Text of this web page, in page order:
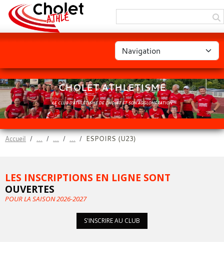
CHOLET ATHLETISME
LE CLUB D'ATHLÉTISME DE CHOLET ET SON AGGLOMÉRATION
Accueil ESPOIRS (U23)
LES INSCRIPTIONS EN LIGNE SONT
OUVERTES
POUR LA SAISON 2026-2027
S'INSCRIRE AU CLUB
Panneau de gestion des cookies